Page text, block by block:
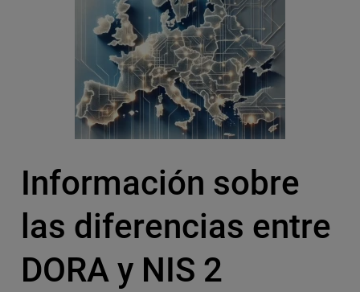
Información sobre
las diferencias entre
DORA y NIS 2